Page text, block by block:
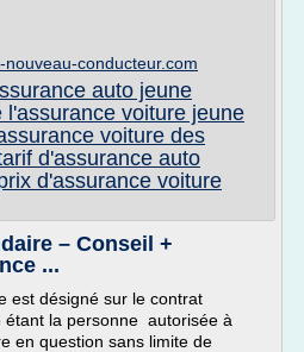
conducteur.com
auto jeune
l'assurance voiture jeune
voiture des
d'assurance auto
d'assurance voiture
– Conseil +
...
est désigné sur le contrat
étant la personne autorisée à
en question sans limite de